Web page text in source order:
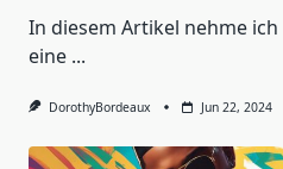
In diesem Artikel nehme
eine ...
DorothyBordeaux Jun 22, 2024